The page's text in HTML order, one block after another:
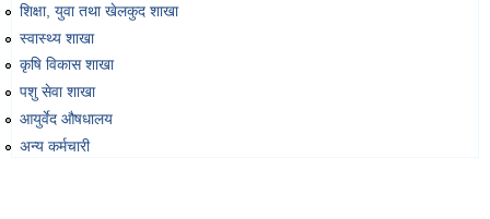
शिक्षा, युवा तथा खेलकुद शाखा
स्वास्थ्य शाखा
कृषि विकास शाखा
पशु सेवा शाखा
आयुर्वेद औषधालय
अन्य कर्मचारी